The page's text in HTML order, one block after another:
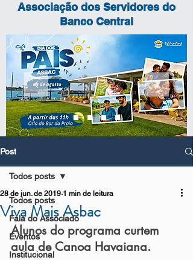
Associação dos Servidores do
Banco Central
Post
Todos posts
Fala do Associado
Eventos
Institucional
Todos posts
Viva Mais Asbac
28 de jun. de 2019 1 min de leitura
Alunos do programa curtem
aula de Canoa Havaiana.